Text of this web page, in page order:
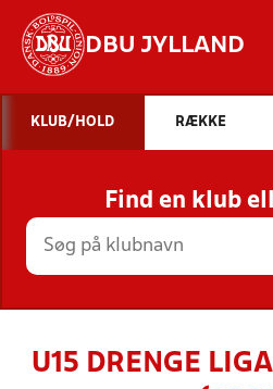
DBU JYLLAND
STILLINGER,
HOLD
KLUB/HOLD RÆKKE
Find en klub
U15 DRENGE